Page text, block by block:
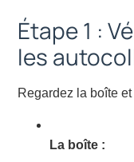
Étape 1 :
les
Regardez la boîte
La boîte :